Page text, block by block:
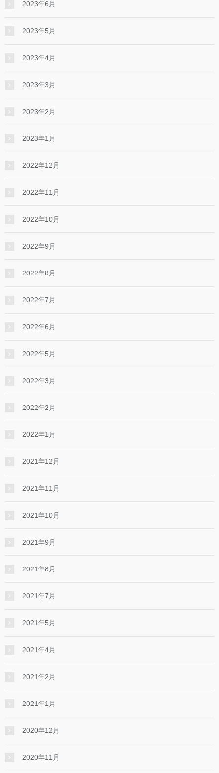
2023年6月
2023年5月
2023年4月
2023年3月
2023年2月
2023年1月
2022年12月
2022年11月
2022年10月
2022年9月
2022年8月
2022年7月
2022年6月
2022年5月
2022年3月
2022年2月
2022年1月
2021年12月
2021年11月
2021年10月
2021年9月
2021年8月
2021年7月
2021年5月
2021年4月
2021年2月
2021年1月
2020年12月
2020年11月